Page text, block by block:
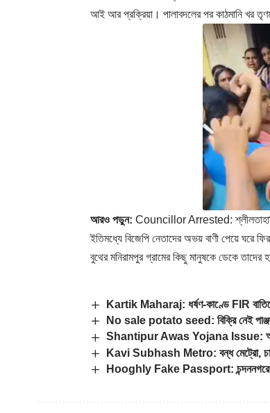
আই আর প্রক্রিয়া। পালাবদলের পর কাঠমানি খর
আরও পড়ুন: Councillor Arrested: শ্লীলতাহানি
ইতিমধ্যে বিজেপি নেতাদের অভয় বাণী পেয়ে ঘরে
বুথের মনিরামপুর গ্রামের কিছু মানুষকে ডেকে তাদের
Kartik Maharaj: ধর্ষণ-কাণ্ডে FIR
No sale potato seed: বিক্রি নেই
Shantipur Awas Yojana Issue: আবাসের
Kavi Subhash Metro: বন্ধ মেট্রো, চালু
Hooghly Fake Passport: চন্দননগরে